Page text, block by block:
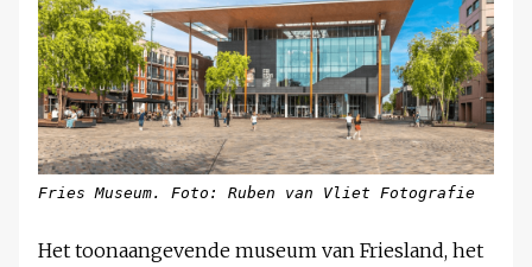
Fries Museum. Foto: Ruben van Vliet Fotografie
Het toonaangevende museum van Friesland, het